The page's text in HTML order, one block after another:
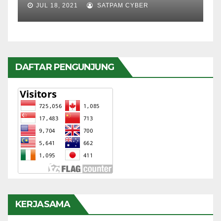
JUL 18, 2021 SATPAM CYBER
DAFTAR PENGUNJUNG
KERJASAMA